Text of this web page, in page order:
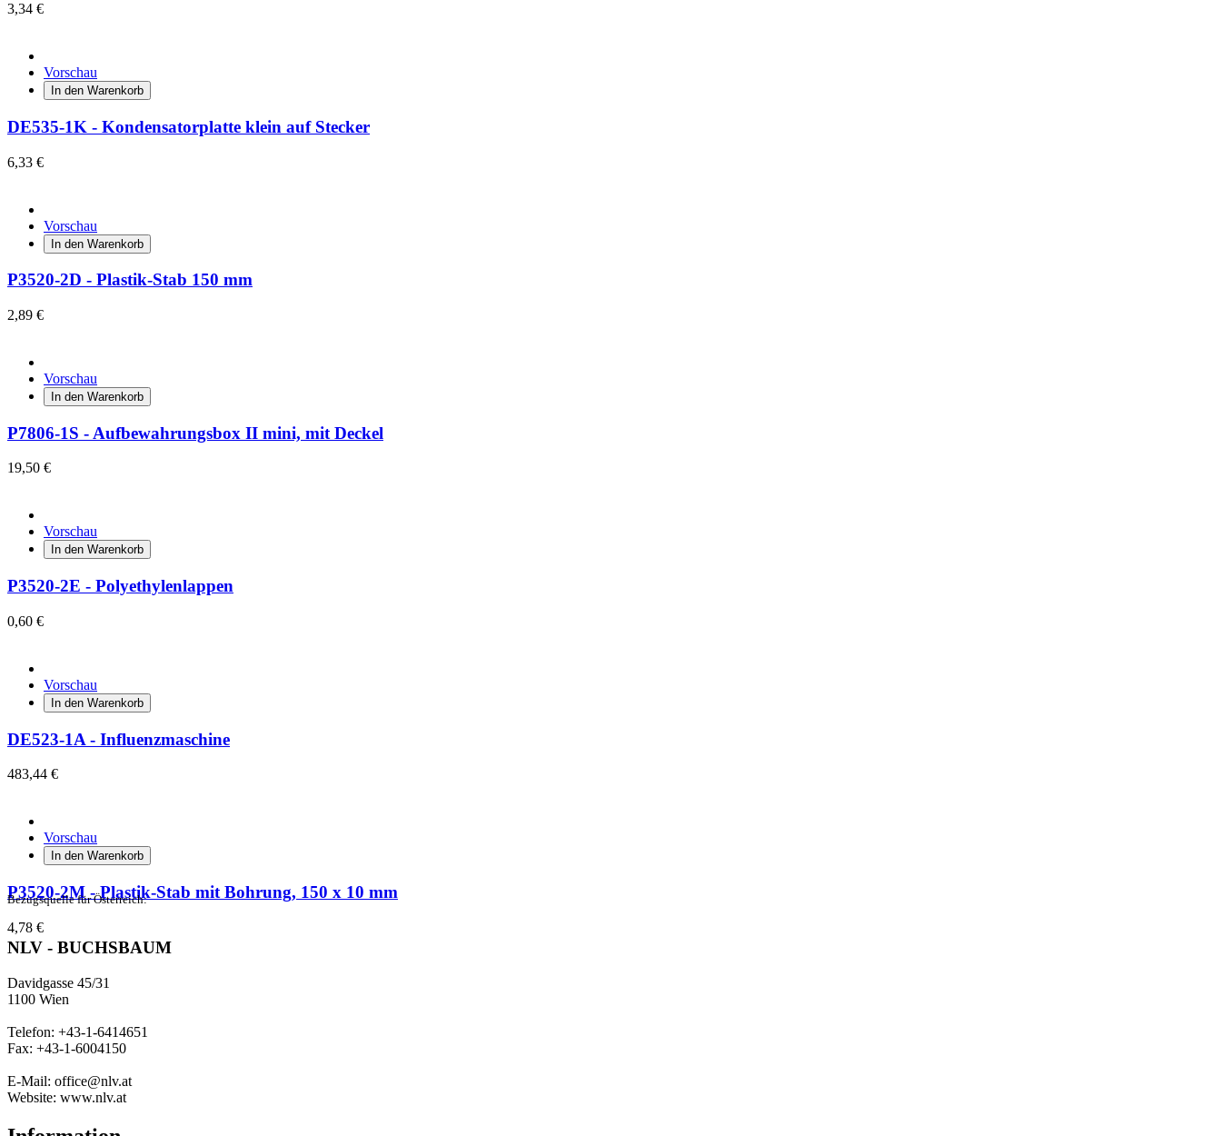
3,34 €
Vorschau
In den Warenkorb
DE535-1K - Kondensatorplatte klein auf Stecker
6,33 €
Vorschau
In den Warenkorb
P3520-2D - Plastik-Stab 150 mm
2,89 €
Vorschau
In den Warenkorb
P7806-1S - Aufbewahrungsbox II mini, mit Deckel
19,50 €
Vorschau
In den Warenkorb
P3520-2E - Polyethylenlappen
0,60 €
Vorschau
In den Warenkorb
DE523-1A - Influenzmaschine
483,44 €
Vorschau
In den Warenkorb
P3520-2M - Plastik-Stab mit Bohrung, 150 x 10 mm
4,78 €
Bezugsquelle für Österreich:
NLV - BUCHSBAUM
Davidgasse 45/31
1100 Wien
Telefon: +43-1-6414651
Fax: +43-1-6004150
E-Mail: office@nlv.at
Website: www.nlv.at